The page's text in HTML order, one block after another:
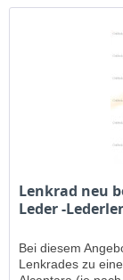
Lenkrad neu
Leder -
Bei diesem
Lenkrades zu